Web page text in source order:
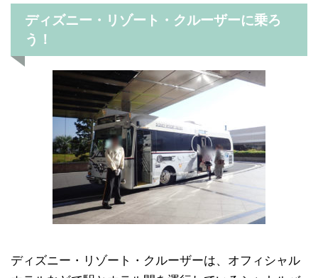
ディズニー・リゾート・クルーザーに乗ろ
う！
ディズニー・リゾート・クルーザーは、オフィシャル